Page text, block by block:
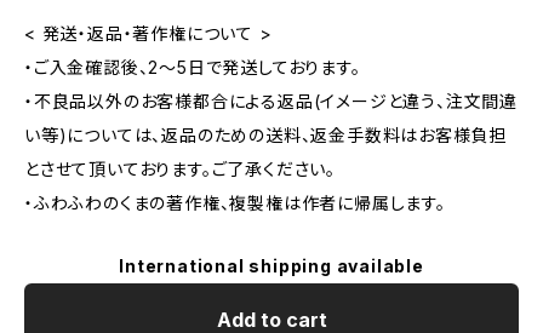
< 発送・返品・著作権について >
・ご入金確認後、2～5日で発送しております。
・不良品以外のお客様都合による返品(イメージと違う、注文間違
い等)については、返品のための送料、返金手数料はお客様負担
とさせて頂いております。ご了承ください。
・ふわふわのくまの著作権、複製権は作者に帰属します。
International shipping available
Add to cart